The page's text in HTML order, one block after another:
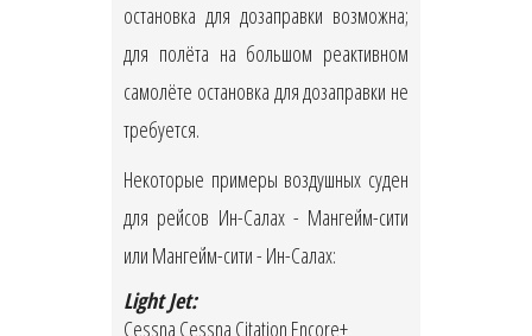
остановка для дозаправки возможна;
для полёта на большом реактивном
самолёте остановка для дозаправки не
требуется.
Некоторые примеры воздушных суден
для рейсов Ин-Салах - Мангейм-сити
или Мангейм-сити - Ин-Салах:
Light Jet:
Cessna Cessna Citation Encore+